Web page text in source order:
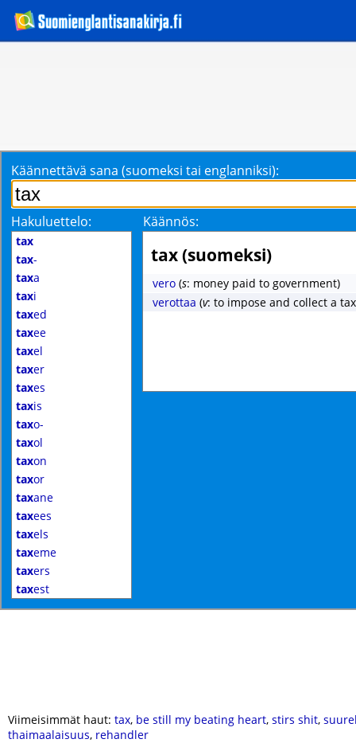
Käännettävä sana (suomeksi tai englanniksi):
Hakuluettelo: Käännös:
tax
tax-
taxa
taxi
taxed
taxee
taxel
taxer
taxes
taxis
taxo-
taxol
taxon
taxor
taxane
taxees
taxels
taxeme
taxers
taxest
tax (suomeksi)
vero (s: money paid to government)
verottaa (v: to impose and collect a
Viimeisimmät haut: tax, be still my beating heart, stirs shit,
thaimaalaisuus, rehandler